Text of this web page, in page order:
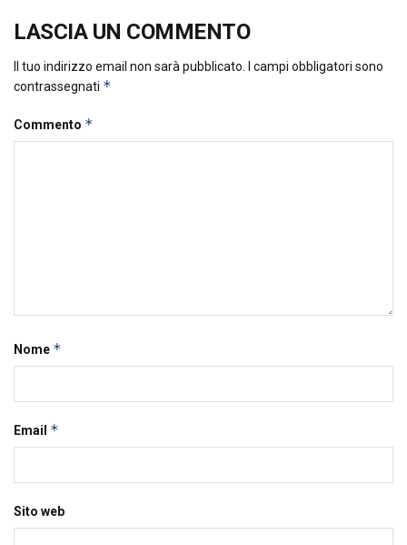
LASCIA UN COMMENTO
Il tuo indirizzo email non sarà pubblicato.
I campi obbligatori sono
contrassegnati *
Commento *
Nome *
Email *
Sito web